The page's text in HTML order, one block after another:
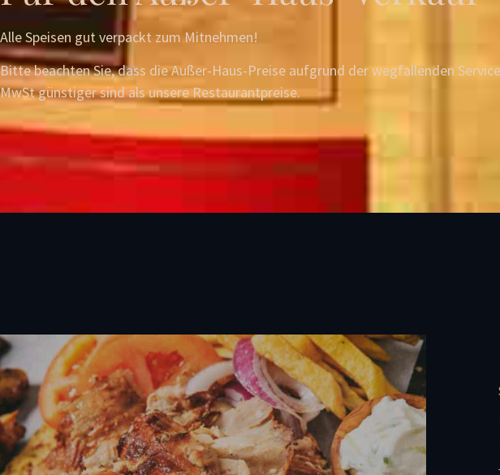
Alle Speisen gut verpackt zum Mitnehmen!
Bitte beachten Sie, dass die Außer-Haus-Preise aufgrund der wegfallenden
MwSt günstiger sind als unsere Restaurantpreise.